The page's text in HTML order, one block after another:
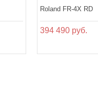
Roland FR-4X RD
394 490 руб.